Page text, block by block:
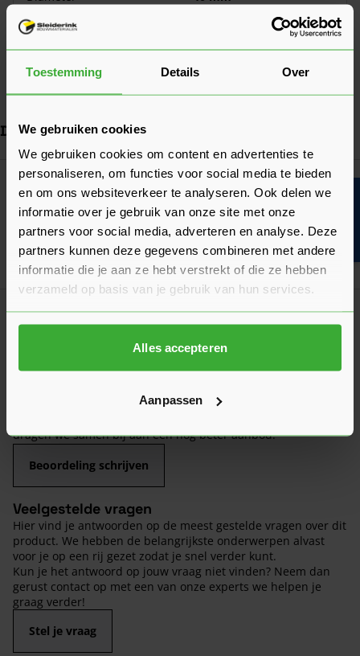
Toestemming Details Over
We gebruiken cookies
We gebruiken cookies om content en advertenties te
personaliseren, om functies voor social media te bieden
en om ons websiteverkeer te analyseren. Ook delen we
informatie over je gebruik van onze site met onze
partners voor social media, adverteren en analyse. Deze
partners kunnen deze gegevens combineren met andere
informatie die je aan ze hebt verstrekt of die ze hebben
verzameld op basis van je gebruik van hun services.
Alles accepteren
Aanpassen
Gewicht
Bekijk meer
Dit vind je misschien ook handig
Navigeren door de elementen van de carrousel is mogelijk met
Druk om carrousel over te slaan
Super Prof Multiclick Houten Essen Steel
170 cm
Nu 40,22per stuk
In
Klantrecensies
Hier lees je de ervaringen van andere klanten met dit
product. Hun feedback helpt je om een goed beeld te krijgen
Heb je zelf ervaring met dit product? Laat dan vooral een
dragen we samen bij aan een nog beter aanbod.
Beoordeling schrijven
Veelgestelde vragen
Hier vind je antwoorden op de meest gestelde vragen over dit
product. We hebben de belangrijkste onderwerpen alvast
voor je op een rij gezet zodat je snel verder kunt.
Kun je het antwoord op jouw vraag niet vinden? Neem dan
gerust contact op met een van onze experts we helpen je
graag verder!
Stel je vraag